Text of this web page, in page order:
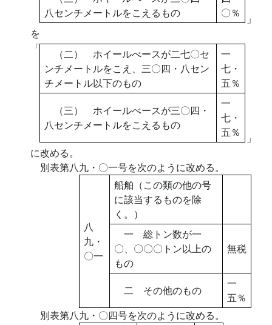
八センチメートルをこえるもの
〇％
」
を
「
（二） ホイールべースが二七〇セ
ンチメートルをこえ、三〇四・八セン
チメートル以下のもの
一
七・
五％
（三） ホイールべースが三〇四・
八センチメートルをこえるもの
一
七・
五％
」
に改める。
別表第八九・〇一号を次のように改める。
八
九・
〇一
船舶（この類の他の号
に該当するものを除
く。）
一 総トン数が一
〇、〇〇〇トン以上の
もの
無税
二 その他のもの
一
五％
別表第八九・〇四号を次のように改める。